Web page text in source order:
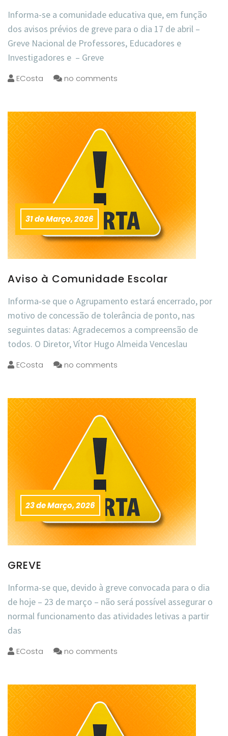
Informa-se a comunidade educativa que, em função
dos avisos prévios de greve para o dia 17 de abril –
Greve Nacional de Professores, Educadores e
Investigadores e – Greve
ECosta no comments
31 de Março, 2026
Aviso à Comunidade Escolar
Informa‑se que o Agrupamento estará encerrado, por
motivo de concessão de tolerância de ponto, nas
seguintes datas: Agradecemos a compreensão de
todos. O Diretor, Vítor Hugo Almeida Venceslau
ECosta no comments
23 de Março, 2026
GREVE
Informa-se que, devido à greve convocada para o dia
de hoje – 23 de março – não será possível assegurar o
normal funcionamento das atividades letivas a partir
das
ECosta no comments